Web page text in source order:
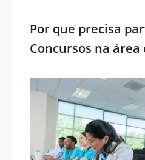
Por que precisa
Concursos na área